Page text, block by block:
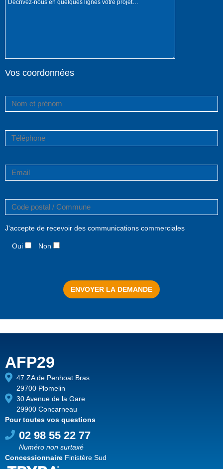
Vos coordonnées
J'accepte de recevoir des communications commerciales
Oui Non
AFP29
47 ZA de Penhoat Bras
29700 Plomelin
30 Avenue de la Gare
29900 Concarneau
Pour toutes vos questions
02 98 55 22 77
Numéro non surtaxé
Concessionnaire Finistère Sud